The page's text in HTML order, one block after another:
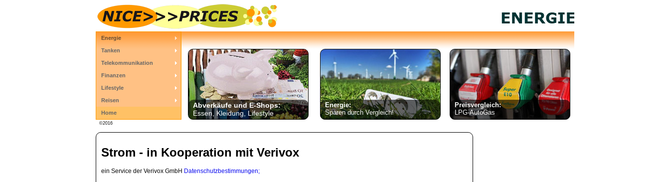
Energie
Tanken
Telekommunikation
Finanzen
Lifestyle
Reisen
Home
©2016
Abverkäufe und E-Shops:
Essen, Kleidung, Lifestyle
Energie:
Sparen durch Vergleich!
Preisvergleich:
LPG-AutoGas
Strom - in Kooperation mit Verivox
ein Service der Verivox GmbH Datenschutzbestimmungen;